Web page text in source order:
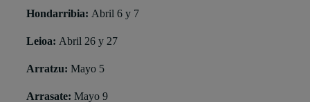
Hondarribia: Abril 6 y 7
Leioa: Abril 26 y 27
Arratzu: Mayo 5
Arrasate: Mayo 9